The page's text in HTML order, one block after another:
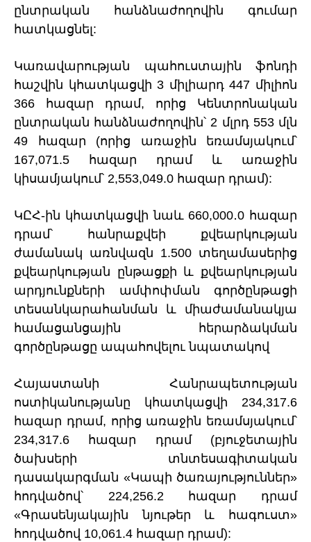
ընտրական հանձնաժողովին գումար
հատկացնել:
Կառավարության պահուստային ֆոնդի
հաշվին կհատկացվի 3 միլիարդ 447 միլիոն
366 հազար դրամ, որից Կենտրոնական
ընտրական հանձնաժողովին՝ 2 մլրդ 553 մլն
49 հազար (որից առաջին եռամսյակում՝
167,071.5 հազար դրամ և առաջին
կիսամյակում՝ 2,553,049.0 հազար դրամ):
ԿԸՀ-ին կհատկացվի նաև 660,000․0 հազար
դրամ՝ հանրաքվեի քվեարկության
ժամանակ առնվազն 1.500 տեղամասերից
քվեարկության ընթացքի և քվեարկության
արդյունքների ամփոփման գործընթացի
տեսանկարահանման և միաժամանակյա
համացանցային հերարձակման
գործընթացը ապահովելու նպատակով
Հայաստանի Հանրապետության
ոստիկանությանը կհատկացվի 234,317.6
հազար դրամ, որից առաջին եռամսյակում՝
234,317.6 հազար դրամ (բյուջետային
ծախսերի տնտեսագիտական
դասակարգման «Կապի ծառայություններ»
հոդվածով՝ 224,256.2 հազար դրամ
«Գրասենյակային նյութեր և հագուստ»
հոդվածով 10,061.4 հազար դրամ):